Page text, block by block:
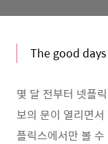
The good
몇 달 전부터 넷플
보의 문이 열리면
플릭스에서만 볼